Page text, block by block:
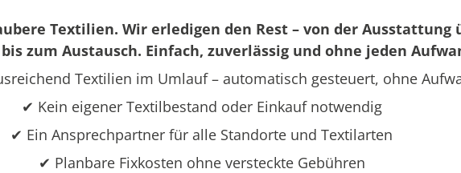
Textilien. Wir erledigen den Rest – von der Ausstattung
zum Austausch. Einfach, zuverlässig und ohne jeden
Textilien im Umlauf – automatisch gesteuert, ohne
✔ Kein eigener Textilbestand oder Einkauf notwendig
✔ Ein Ansprechpartner für alle Standorte und Textilarten
✔ Planbare Fixkosten ohne versteckte Gebühren